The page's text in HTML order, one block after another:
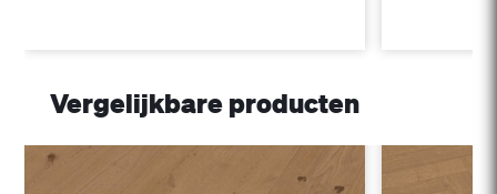
Vergelijkbare producten